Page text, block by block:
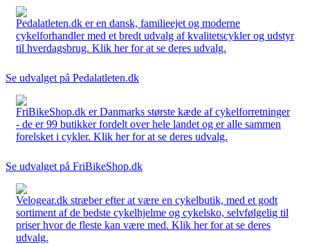
Pedalatleten.dk er en dansk, familieejet og moderne
cykelforhandler med et bredt udvalg af kvalitetscykler og udstyr
til hverdagsbrug. Klik her for at se deres udvalg.
Se udvalget på Pedalatleten.dk
FriBikeShop.dk er Danmarks største kæde af cykelforretninger
- de er 99 butikker fordelt over hele landet og er alle sammen
forelsket i cykler. Klik her for at se deres udvalg.
Se udvalget på FriBikeShop.dk
Velogear.dk stræber efter at være en cykelbutik, med et godt
sortiment af de bedste cykelhjelme og cykelsko, selvfølgelig til
priser hvor de fleste kan være med. Klik her for at se deres
udvalg.